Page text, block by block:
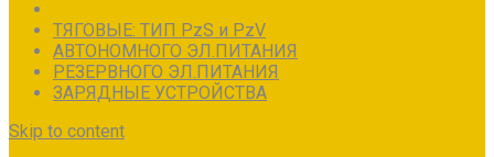
ТЯГОВЫЕ: ТИП PzS и PzV
АВТОНОМНОГО ЭЛ.ПИТАНИЯ
РЕЗЕРВНОГО ЭЛ.ПИТАНИЯ
ЗАРЯДНЫЕ УСТРОЙСТВА
Skip to content